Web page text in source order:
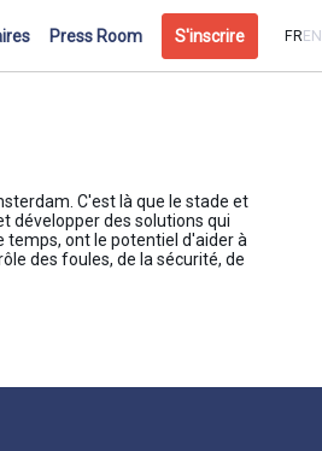
Press Room S'inscrire FREN
C'est là que le stade et
développer des solutions qui
temps, ont le potentiel d'aider à
des foules, de la sécurité, de